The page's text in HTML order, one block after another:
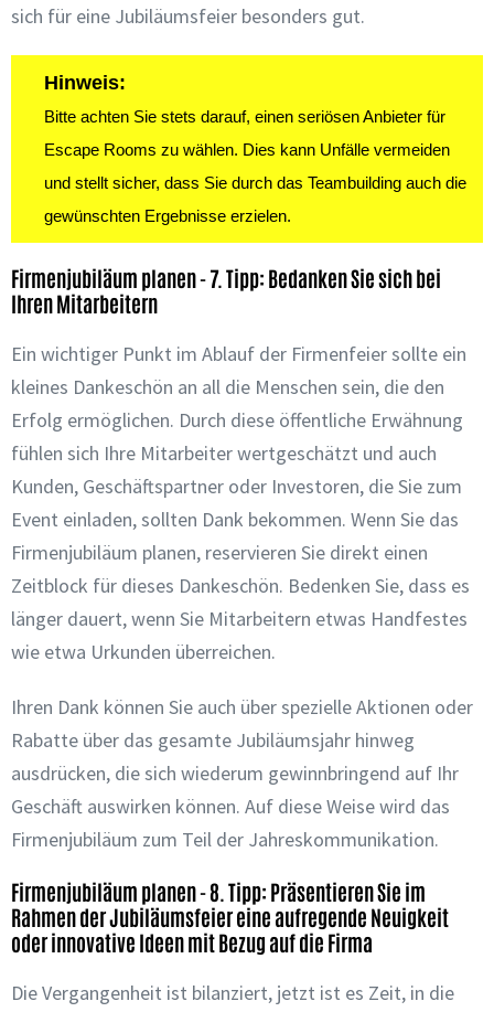
sich für eine Jubiläumsfeier besonders gut.
Hinweis:
Bitte achten Sie stets darauf, einen seriösen Anbieter für
Escape Rooms zu wählen. Dies kann Unfälle vermeiden
und stellt sicher, dass Sie durch das Teambuilding auch die
gewünschten Ergebnisse erzielen.
Firmenjubiläum planen - 7. Tipp: Bedanken Sie sich bei
Ihren Mitarbeitern
Ein wichtiger Punkt im Ablauf der Firmenfeier sollte ein
kleines Dankeschön an all die Menschen sein, die den
Erfolg ermöglichen. Durch diese öffentliche Erwähnung
fühlen sich Ihre Mitarbeiter wertgeschätzt und auch
Kunden, Geschäftspartner oder Investoren, die Sie zum
Event einladen, sollten Dank bekommen. Wenn Sie das
Firmenjubiläum planen, reservieren Sie direkt einen
Zeitblock für dieses Dankeschön. Bedenken Sie, dass es
länger dauert, wenn Sie Mitarbeitern etwas Handfestes
wie etwa Urkunden überreichen.
Ihren Dank können Sie auch über spezielle Aktionen oder
Rabatte über das gesamte Jubiläumsjahr hinweg
ausdrücken, die sich wiederum gewinnbringend auf Ihr
Geschäft auswirken können. Auf diese Weise wird das
Firmenjubiläum zum Teil der Jahreskommunikation.
Firmenjubiläum planen - 8. Tipp: Präsentieren Sie im
Rahmen der Jubiläumsfeier eine aufregende Neuigkeit
oder innovative Ideen mit Bezug auf die Firma
Die Vergangenheit ist bilanziert, jetzt ist es Zeit, in die